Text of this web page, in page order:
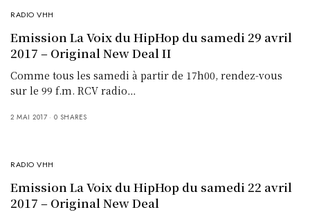
RADIO VHH
Emission La Voix du HipHop du samedi 29 avril
2017 – Original New Deal II
Comme tous les samedi à partir de 17h00, rendez-vous
sur le 99 f.m. RCV radio…
2 MAI 2017 0 SHARES
RADIO VHH
Emission La Voix du HipHop du samedi 22 avril
2017 – Original New Deal